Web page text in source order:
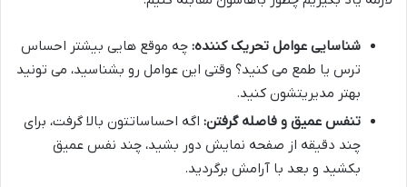
شناسایی عوامل تحریک کننده: چه موقع هایی بیشتر احساس
ترس یا طمع می کنید؟ وقتی این عوامل رو بشناسید، می تونید
بهتر مدیریتشون کنید.
تنفس عمیق و فاصله گرفتن: اگه احساساتتون بالا گرفت، برای
چند دقیقه از صفحه نمایش دور بشید، چند نفس عمیق
بکشید و بعد با آرامش برگردید.